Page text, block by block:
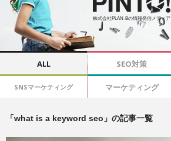
株式会社PLAN-Bの情報発信メディア
ALL SEO対策
SNSマーケティング マーケティング
「what is a keyword seo」の記事一覧